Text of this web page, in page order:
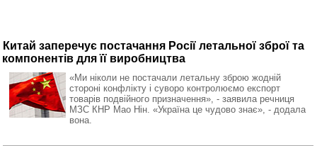
Китай заперечує постачання Росії летальної зброї та
компонентів для її виробництва
«Ми ніколи не постачали летальну зброю жодній
стороні конфлікту і суворо контролюємо експорт
товарів подвійного призначення», - заявила речниця
МЗС КНР Мао Нін. «Україна це чудово знає», - додала
вона.